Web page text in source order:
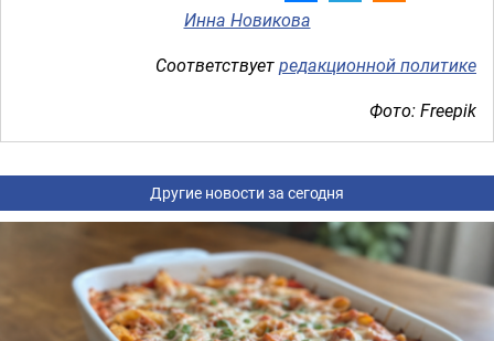
Инна Новикова
Соответствуетредакционной политике
Фото: Freepik
Другие новости за сегодня